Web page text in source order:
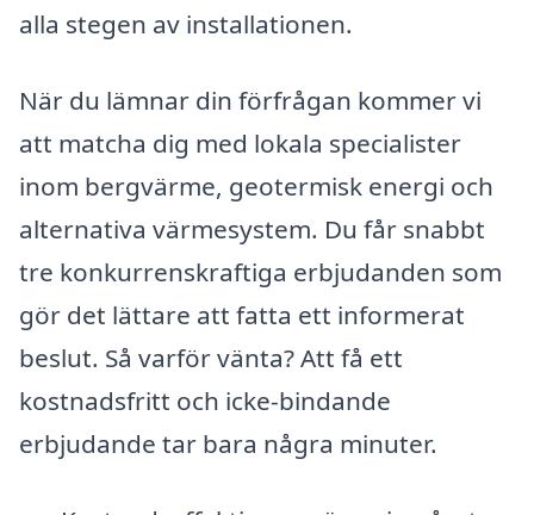
alla stegen av installationen.
När du lämnar din förfrågan kommer vi
att matcha dig med lokala specialister
inom bergvärme, geotermisk energi och
alternativa värmesystem. Du får snabbt
tre konkurrenskraftiga erbjudanden som
gör det lättare att fatta ett informerat
beslut. Så varför vänta? Att få ett
kostnadsfritt och icke-bindande
erbjudande tar bara några minuter.